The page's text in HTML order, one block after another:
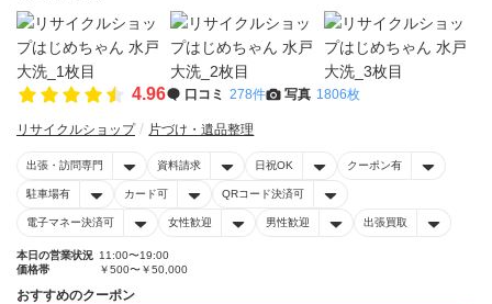
4.96 口コミ 278件 写真 1806枚
リサイクルショップ 片づけ・遺品整理
出張・訪問専門 資料請求 日祝OK クーポン有
駐車場有 カード可 QRコード決済可
電子マネー決済可 女性歓迎 男性歓迎 出張買取
本日の営業状況 11:00〜19:00
価格帯
￥500〜￥50,000
おすすめのクーポン